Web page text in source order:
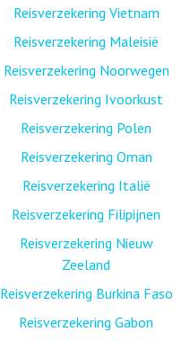
Reisverzekering Vietnam
Reisverzekering Maleisië
Reisverzekering Noorwegen
Reisverzekering Ivoorkust
Reisverzekering Polen
Reisverzekering Oman
Reisverzekering Italië
Reisverzekering Filipijnen
Reisverzekering Nieuw
Zeeland
Reisverzekering Burkina Faso
Reisverzekering Gabon